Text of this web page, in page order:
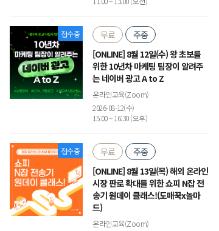
접수중 무료
주중
[ONLINE] 8월 12일(수) 왕 초보를
위한 10년차 마케팅 팀장이 알려주
는 네이버 광고 A to Z
온라인교육(Zoom)
2026-08-12(수)
15:00 ~ 16:30 (오후)
접수중 무료
주중
[ONLINE] 8월 13일(목) 해외 온라인
시장 판로 확대를 위한 쇼피 N잡 전
송기 원데이 클래스!(도매꾹x놀마
드)
온라인교육(Zoom)